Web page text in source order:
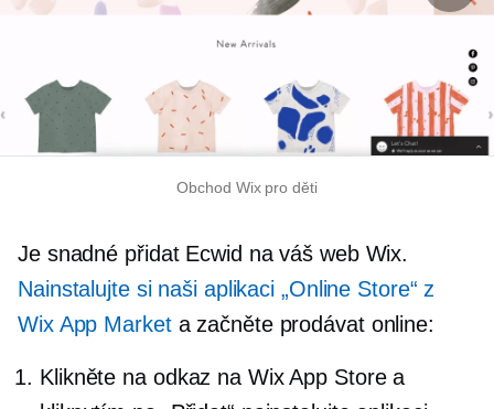
Obchod Wix pro děti
Je snadné přidat Ecwid na váš web Wix.
Nainstalujte si naši aplikaci „Online Store“ z
Wix App Marketa začněte prodávat online:
Klikněte na odkaz na Wix App Store a